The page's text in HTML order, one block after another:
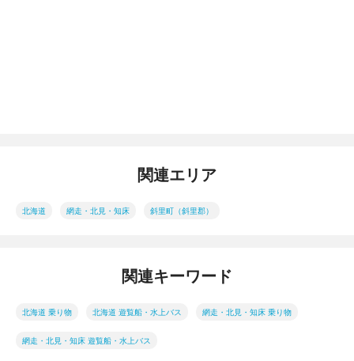
関連エリア
北海道 網走・北見・知床 斜里町（斜里郡）
関連キーワード
北海道 乗り物 北海道 遊覧船・水上バス 網走・北見・知床 乗り物
網走・北見・知床 遊覧船・水上バス